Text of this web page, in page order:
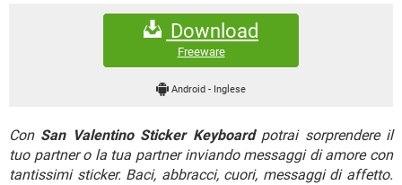
FACEBOOK
WINDOWS 10
WHATSAPP
ANDROID
WINDOWS 10
WHATSAPP
HARDWARE
GAMING
INSTAGRAM WHATSAPP
TIKTOK FACEBOOK
Download
Freeware
Android- Inglese
Con San Valentino Sticker Keyboardpotrai sorprendere il
tuo partner o la tua partner inviando messaggi di amore con
tantissimi sticker. Baci, abbracci, cuori, messaggi di affetto.